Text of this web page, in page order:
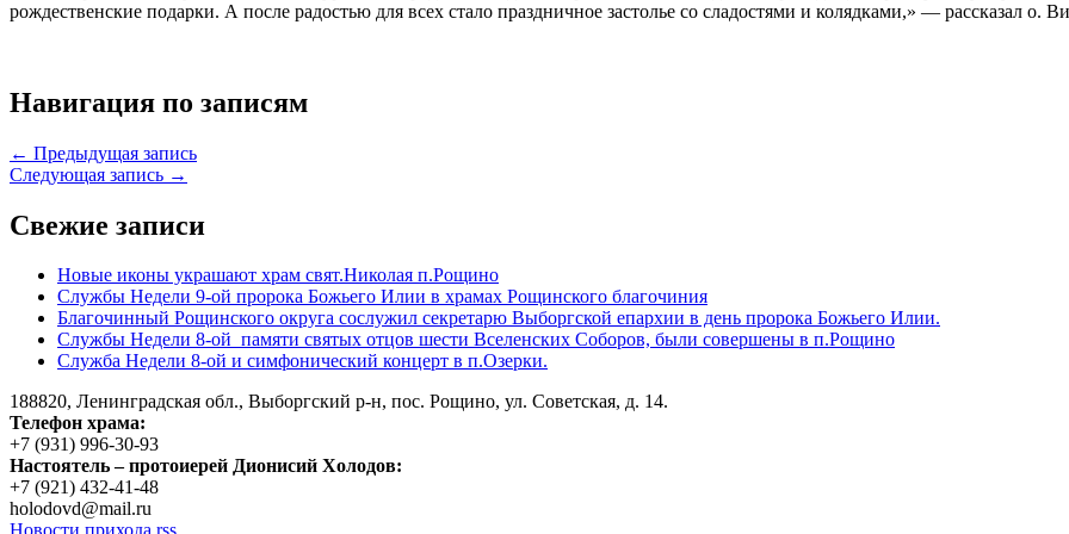
рождественские подарки. А после радостью для всех стало праздничное застолье со сладостями и колядками,» — рассказал о.
Навигация по записям
← Предыдущая запись
Следующая запись →
Свежие записи
Новые иконы украшают храм свят.Николая п.Рощино
Службы Недели 9-ой пророка Божьего Илии в храмах Рощинского благочиния
Благочинный Рощинского округа сослужил секретарю Выборгской епархии в день пророка Божьего Илии.
Службы Недели 8-ой памяти святых отцов шести Вселенских Соборов, были совершены в п.Рощино
Служба Недели 8-ой и симфонический концерт в п.Озерки.
188820, Ленинградская обл., Выборгский р-н, пос. Рощино, ул. Советская, д. 14.
Телефон храма:
+7 (931) 996-30-93
Настоятель – протоиерей Дионисий Холодов:
+7 (921) 432-41-48
holodovd@mail.ru